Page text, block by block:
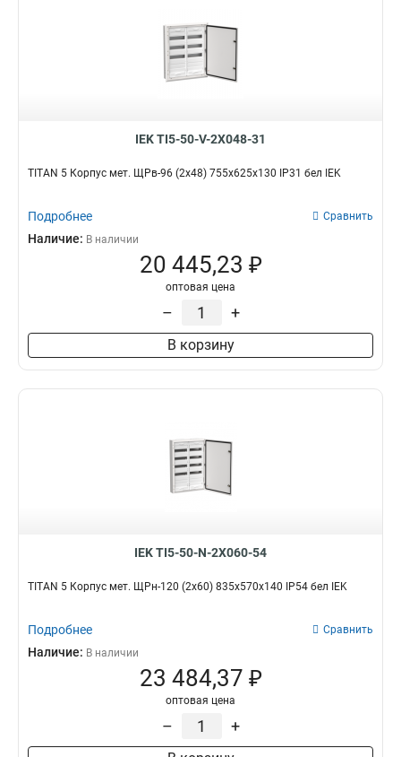
IEK TI5-50-V-2X048-31
TITAN 5 Корпус мет. ЩРв-96 (2х48) 755х625х130 IP31 бел IEK
Подробнее Сравнить
Наличие: В наличии
20 445,23 ₽
оптовая цена
– +
В корзину
IEK TI5-50-N-2X060-54
TITAN 5 Корпус мет. ЩРн-120 (2х60) 835х570х140 IP54 бел IEK
Подробнее Сравнить
Наличие: В наличии
23 484,37 ₽
оптовая цена
– +